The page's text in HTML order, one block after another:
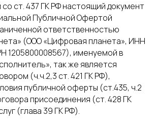
ст. 437 ГК РФ настоящий документ
Публичной Офертой
ответственностью
(ООО «Цифровая планета», ИНН
1205800008567), именуемой в
так же является
(ч.ч.2,3 ст. 421 ГК РФ),
публичной оферты (ст.435, ч.2
присоединения (ст. 428 ГК
(глава 39 ГК РФ).